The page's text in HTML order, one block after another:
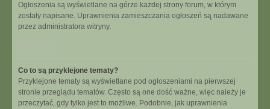
Ogłoszenia są wyświetlane na górze każdej strony forum, w którym
zostały napisane. Uprawnienia zamieszczania ogłoszeń są nadawane
przez administratora witryny.
Co to są przyklejone tematy?
Przyklejone tematy są wyświetlane pod ogłoszeniami na pierwszej
stronie przeglądu tematów. Często są one dość ważne, więc należy je
przeczytać, gdy tylko jest to możliwe. Podobnie, jak uprawnienia